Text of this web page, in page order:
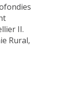
II.
Rural,